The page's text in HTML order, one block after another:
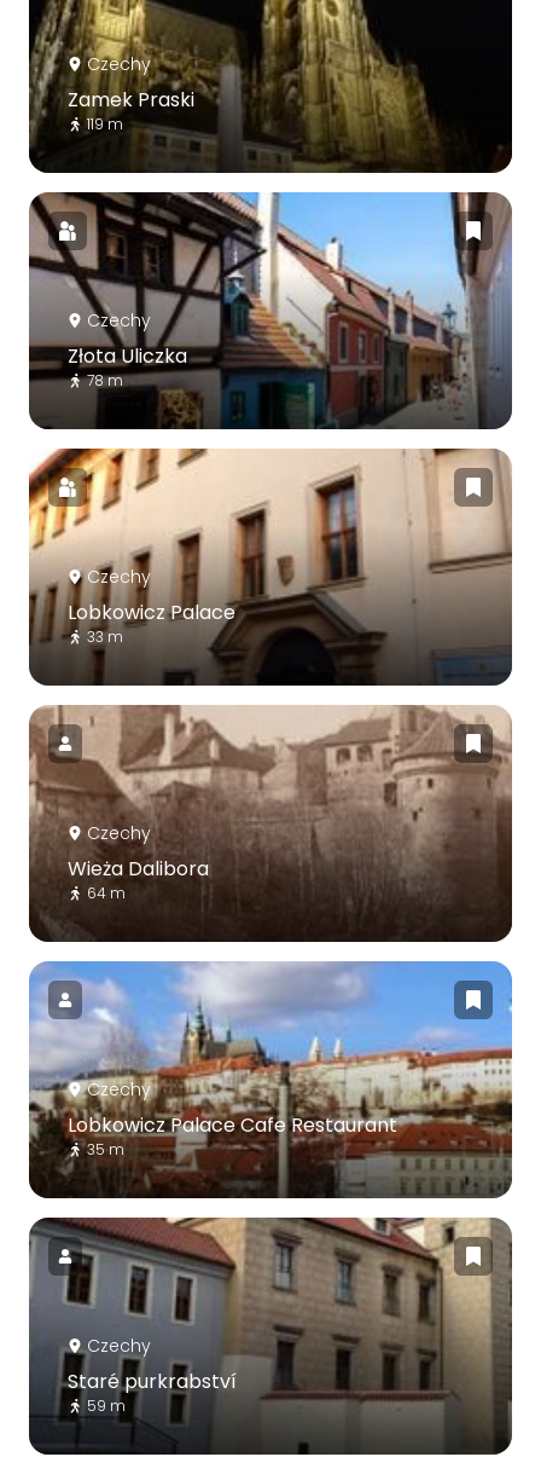
Czechy
Zamek Praski
119 m
Czechy
Złota Uliczka
78 m
Czechy
Lobkowicz Palace
33 m
Czechy
Wieża Dalibora
64 m
Czechy
Lobkowicz Palace Cafe Restaurant
35 m
Czechy
Staré purkrabství
59 m